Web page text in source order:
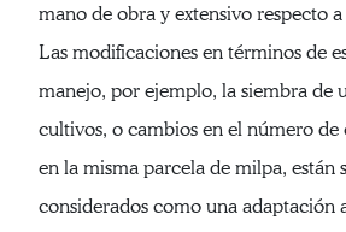
mano de obra y extensivo respecto
Las modificaciones en términos de
manejo, por ejemplo, la siembra de
cultivos, o cambios en el número
en la misma parcela de milpa, están
considerados como una adaptación